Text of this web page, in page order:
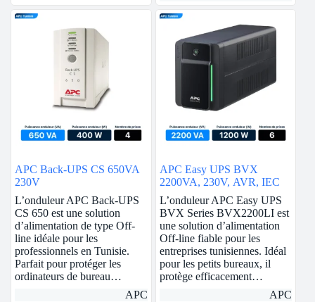
APC Back-UPS CS 650VA
230V
L’onduleur APC Back-UPS
CS 650 est une solution
d’alimentation de type Off-
line idéale pour les
professionnels en Tunisie.
Parfait pour protéger les
ordinateurs de bureau…
APC
APC Easy UPS BVX
2200VA, 230V, AVR, IEC
L’onduleur APC Easy UPS
BVX Series BVX2200LI est
une solution d’alimentation
Off-line fiable pour les
entreprises tunisiennes. Idéal
pour les petits bureaux, il
protège efficacement…
APC